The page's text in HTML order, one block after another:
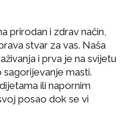
prirodan i zdrav način,
stvar za vas. Naša
i prva je na svijetu
masti.
ili napornim
posao dok se vi